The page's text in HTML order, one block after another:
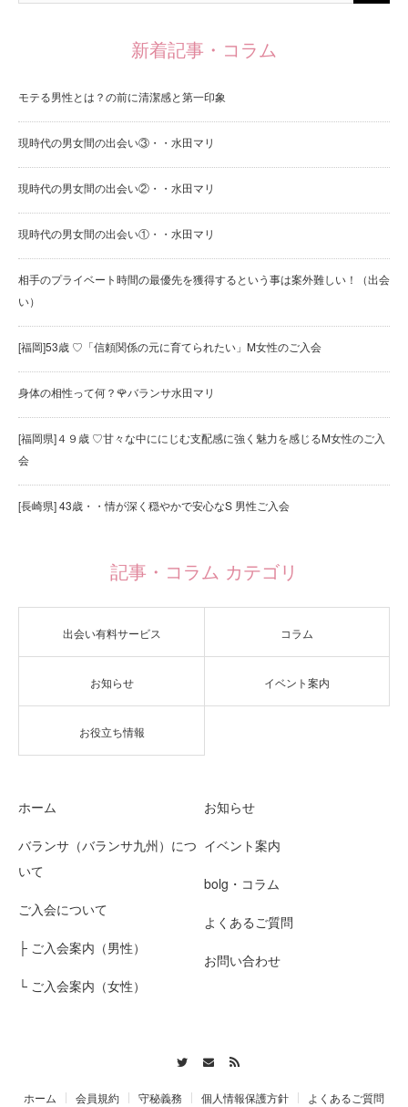
新着記事・コラム
モテる男性とは？の前に清潔感と第一印象
現時代の男女間の出会い③・・水田マリ
現時代の男女間の出会い②・・水田マリ
現時代の男女間の出会い①・・水田マリ
相手のプライベート時間の最優先を獲得するという事は案外難しい！（出会
い）
[福岡]53歳 ♡「信頼関係の元に育てられたい」M女性のご入会
身体の相性って何？🌹バランサ水田マリ
[福岡県]４９歳 ♡甘々な中ににじむ支配感に強く魅力を感じるM女性のご入
会
[長崎県] 43歳・・情が深く穏やかで安心なS 男性ご入会
記事・コラム カテゴリ
出会い有料サービス コラム
お知らせ イベント案内
お役立ち情報
ホーム
バランサ（バランサ九州）につ
いて
ご入会について
├ ご入会案内（男性）
└ ご入会案内（女性）
お知らせ
イベント案内
bolg・コラム
よくあるご質問
お問い合わせ
ホーム 会員規約 守秘義務 個人情報保護方針 よくあるご質問